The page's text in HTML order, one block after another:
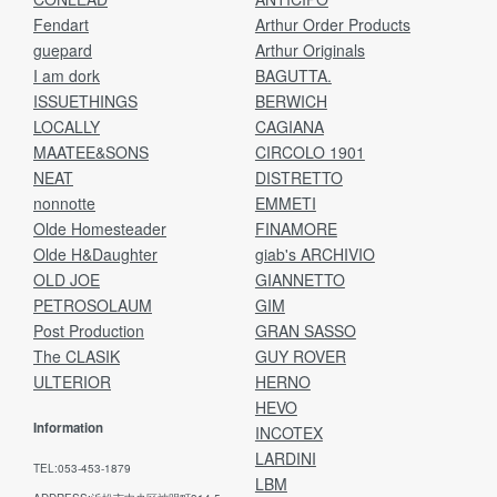
Fendart
guepard
I am dork
ISSUETHINGS
LOCALLY
MAATEE&SONS
NEAT
nonnotte
Olde Homesteader
Olde H&Daughter
OLD JOE
PETROSOLAUM
Post Production
The CLASIK
ULTERIOR
Information
TEL:053-453-1879
Arthur Order Products
Arthur Originals
BAGUTTA.
BERWICH
CAGIANA
CIRCOLO 1901
DISTRETTO
EMMETI
FINAMORE
giab's ARCHIVIO
GIANNETTO
GIM
GRAN SASSO
GUY ROVER
HERNO
HEVO
INCOTEX
LARDINI
LBM